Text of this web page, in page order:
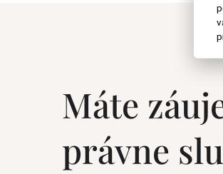
Máte
právne